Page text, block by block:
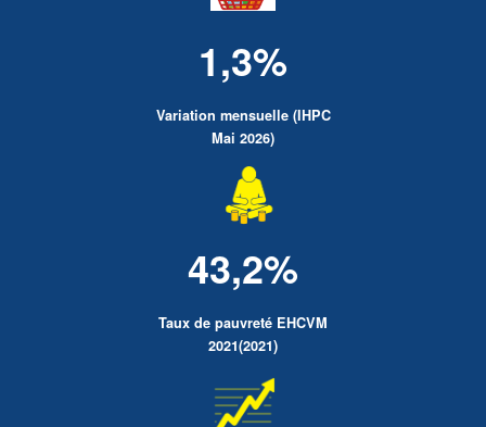
1,3%
Variation mensuelle (IHPC
Mai 2026)
43,2%
Taux de pauvreté EHCVM
2021(2021)